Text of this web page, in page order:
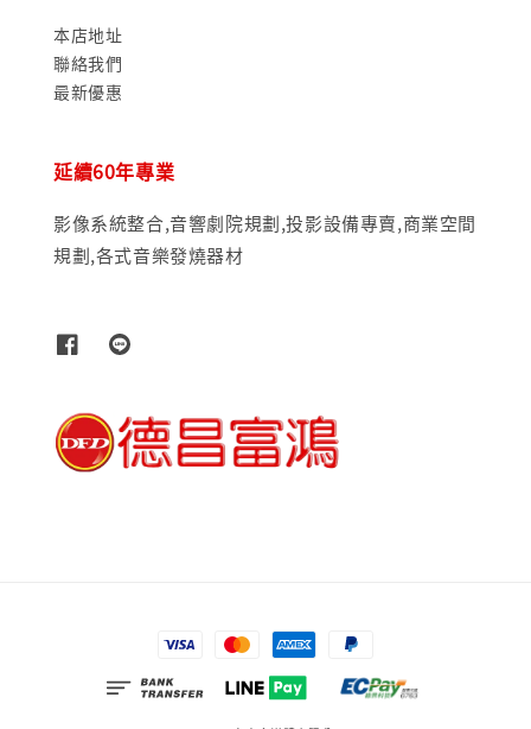
本店地址
聯絡我們
最新優惠
延續60年專業
影像系統整合,音響劇院規劃,投影設備專賣,商業空間
規劃,各式音樂發燒器材